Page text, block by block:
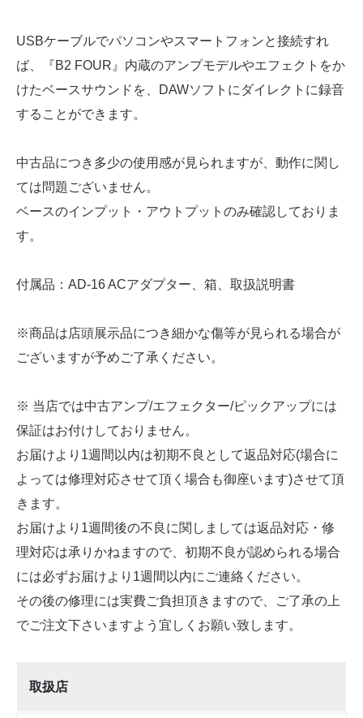
USBケーブルでパソコンやスマートフォンと接続すれ
ば、『B2 FOUR』内蔵のアンプモデルやエフェクトをか
けたベースサウンドを、DAWソフトにダイレクトに録音
することができます。
中古品につき多少の使用感が見られますが、動作に関し
ては問題ございません。
ベースのインプット・アウトプットのみ確認しておりま
す。
付属品：AD-16 ACアダプター、箱、取扱説明書
※商品は店頭展示品につき細かな傷等が見られる場合が
ございますが予めご了承ください。
※ 当店では中古アンプ/エフェクター/ピックアップには
保証はお付けしておりません。
お届けより1週間以内は初期不良として返品対応(場合に
よっては修理対応させて頂く場合も御座います)させて頂
きます。
お届けより1週間後の不良に関しましては返品対応・修
理対応は承りかねますので、初期不良が認められる場合
には必ずお届けより1週間以内にご連絡ください。
その後の修理には実費ご負担頂きますので、ご了承の上
でご注文下さいますよう宜しくお願い致します。
取扱店